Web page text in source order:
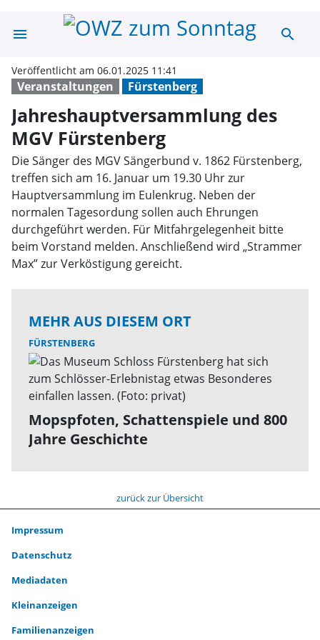
menu search
Veranstaltungen Fürstenberg
Veröffentlicht am 06.01.2025 11:41
Jahreshauptversammlung des
MGV Fürstenberg
Die Sänger des MGV Sängerbund v. 1862 Fürstenberg,
treffen sich am 16. Januar um 19.30 Uhr zur
Hauptversammlung im Eulenkrug. Neben der
normalen Tagesordung sollen auch Ehrungen
durchgeführt werden. Für Mitfahrgelegenheit bitte
beim Vorstand melden. Anschließend wird „Strammer
Max” zur Verköstigung gereicht.
MEHR AUS DIESEM ORT
FÜRSTENBERG
Mopspfoten, Schattenspiele und 800
Jahre Geschichte
zurück zur Übersicht
Impressum
Datenschutz
Mediadaten
Kleinanzeigen
Familienanzeigen